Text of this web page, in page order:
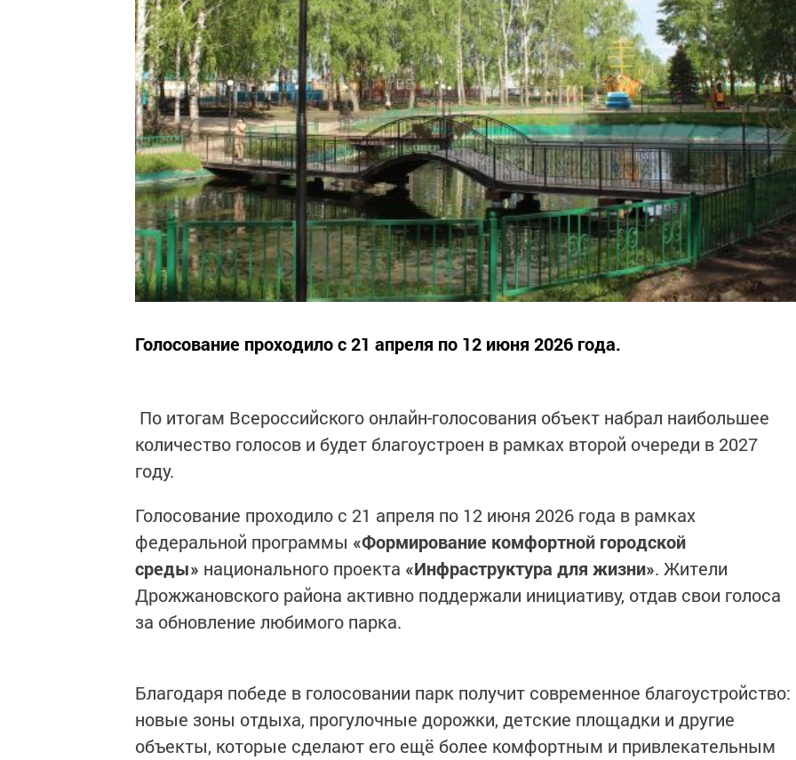
Голосование проходило с 21 апреля по 12 июня 2026 года.
По итогам Всероссийского онлайн-голосования объект набрал наибольшее
количество голосов и будет благоустроен в рамках второй очереди в 2027
году.
Голосование проходило с 21 апреля по 12 июня 2026 года в рамках
федеральной программы «Формирование комфортной городской
среды» национального проекта «Инфраструктура для жизни». Жители
Дрожжановского района активно поддержали инициативу, отдав свои голоса
за обновление любимого парка.
Благодаря победе в голосовании парк получит современное благоустройство:
новые зоны отдыха, прогулочные дорожки, детские площадки и другие
объекты, которые сделают его ещё более комфортным и привлекательным